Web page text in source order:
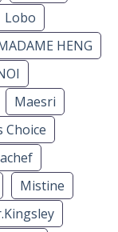
Lobo
HENG
Maesri
Choice
Mistine